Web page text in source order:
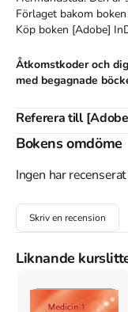
Förlaget bakom
Köp boken [Adobe]
Åtkomstkoder och
med begagnade
Referera till
Harvard
Hermundstad, H.
Oxford
Hermundstad, Helen,
1999).
APA
Hermundstad, H.
Hermundstad H.
Bokens omdöme
Ingen har
Skriv en recension
Liknande